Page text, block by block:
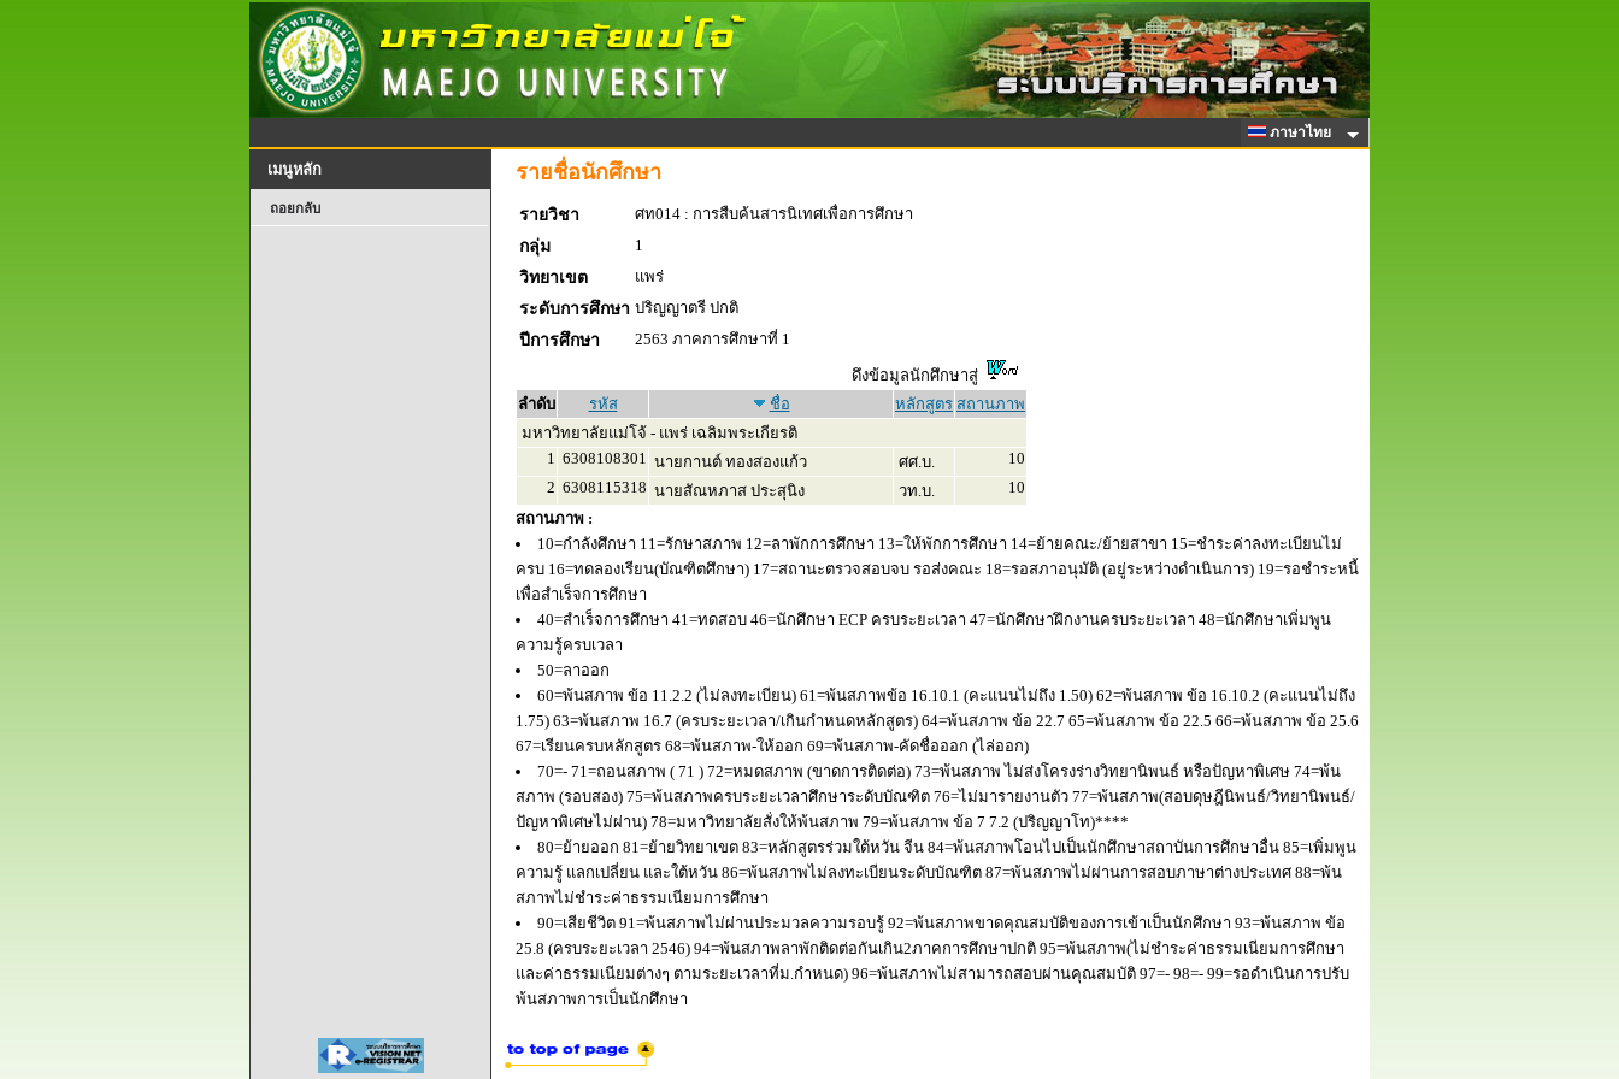
ภาษาไทย
เมนูหลัก
ถอยกลับ
รายชื่อนักศึกษา
รายวิชา
ศท014 : การสืบค้นสารนิเทศเพื่อการศึกษา
กลุ่ม
1
วิทยาเขต
แพร่
ระดับการศึกษา ปริญญาตรี ปกติ
ปีการศึกษา
2563 ภาคการศึกษาที่ 1
ดึงข้อมูลนักศึกษาสู่
ลำดับ
รหัส ชื่อ หลักสูตร สถานภาพ
มหาวิทยาลัยแม่โจ้ - แพร่ เฉลิมพระเกียรติ
1 6308108301 นายกานต์ ทองสองแก้ว ศศ.บ.
10
2 6308115318 นายสัณหภาส ประสุนิง วท.บ.
10
สถานภาพ :
10=กำลังศึกษา 11=รักษาสภาพ 12=ลาพักการศึกษา 13=ให้พักการศึกษา 14=ย้ายคณะ/ย้ายสาขา 15=ชำระค่าลงทะเบียนไม่
ครบ 16=ทดลองเรียน(บัณฑิตศึกษา) 17=สถานะตรวจสอบจบ รอส่งคณะ 18=รอสภาอนุมัติ (อยู่ระหว่างดำเนินการ) 19=รอชำระหนี้
เพื่อสำเร็จการศึกษา
40=สำเร็จการศึกษา 41=ทดสอบ 46=นักศึกษา ECP ครบระยะเวลา 47=นักศึกษาฝึกงานครบระยะเวลา 48=นักศึกษาเพิ่มพูน
ความรู้ครบเวลา
50=ลาออก
60=พ้นสภาพ ข้อ 11.2.2 (ไม่ลงทะเบียน) 61=พ้นสภาพข้อ 16.10.1 (คะแนนไม่ถึง 1.50) 62=พ้นสภาพ ข้อ 16.10.2 (คะแนนไม่ถึง
1.75) 63=พ้นสภาพ 16.7 (ครบระยะเวลา/เกินกำหนดหลักสูตร) 64=พ้นสภาพ ข้อ 22.7 65=พ้นสภาพ ข้อ 22.5 66=พ้นสภาพ ข้อ 25.6
67=เรียนครบหลักสูตร 68=พ้นสภาพ-ให้ออก 69=พ้นสภาพ-คัดชื่อออก (ไล่ออก)
70=- 71=ถอนสภาพ ( 71 ) 72=หมดสภาพ (ขาดการติดต่อ) 73=พ้นสภาพ ไม่ส่งโครงร่างวิทยานิพนธ์ หรือปัญหาพิเศษ 74=พ้น
สภาพ (รอบสอง) 75=พ้นสภาพครบระยะเวลาศึกษาระดับบัณฑิต 76=ไม่มารายงานตัว 77=พ้นสภาพ(สอบดุษฎีนิพนธ์/วิทยานิพนธ์/
ปัญหาพิเศษไม่ผ่าน) 78=มหาวิทยาลัยสั่งให้พ้นสภาพ 79=พ้นสภาพ ข้อ 7 7.2 (ปริญญาโท)****
80=ย้ายออก 81=ย้ายวิทยาเขต 83=หลักสูตรร่วมใต้หวัน จีน 84=พ้นสภาพโอนไปเป็นนักศึกษาสถาบันการศึกษาอื่น 85=เพิ่มพูน
ความรู้ แลกเปลี่ยน และใต้หวัน 86=พ้นสภาพไม่ลงทะเบียนระดับบัณฑิต 87=พ้นสภาพไม่ผ่านการสอบภาษาต่างประเทศ 88=พ้น
สภาพไม่ชำระค่าธรรมเนียมการศึกษา
90=เสียชีวิต 91=พ้นสภาพไม่ผ่านประมวลความรอบรู้ 92=พ้นสภาพขาดคุณสมบัติของการเข้าเป็นนักศึกษา 93=พ้นสภาพ ข้อ
25.8 (ครบระยะเวลา 2546) 94=พ้นสภาพลาพักติดต่อกันเกิน2ภาคการศึกษาปกติ 95=พ้นสภาพ(ไม่ชำระค่าธรรมเนียมการศึกษา
และค่าธรรมเนียมต่างๆ ตามระยะเวลาที่ม.กำหนด) 96=พ้นสภาพไม่สามารถสอบผ่านคุณสมบัติ 97=- 98=- 99=รอดำเนินการปรับ
พ้นสภาพการเป็นนักศึกษา